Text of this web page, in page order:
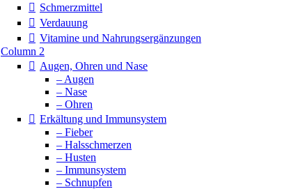
Schmerzmittel
Verdauung
Vitamine und Nahrungsergänzungen
Column 2
Augen, Ohren und Nase
– Augen
– Nase
– Ohren
Erkältung und Immunsystem
– Fieber
– Halsschmerzen
– Husten
– Immunsystem
– Schnupfen